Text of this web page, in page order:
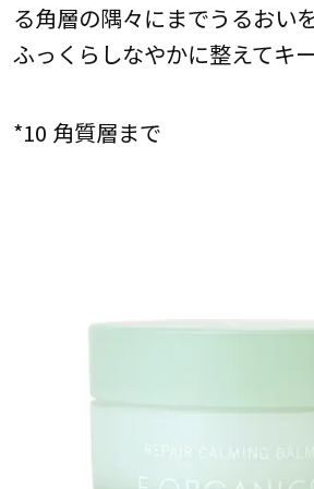
る角層の隅々にまでうるおい
ふっくらしなやかに整えてキー
*10 角質層まで